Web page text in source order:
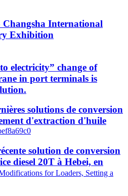
International
Exhibition
electricity” change of
in port terminals is
solutions de conversion
d'extraction d'huile
solution de conversion
diesel 20T à Hebei, en